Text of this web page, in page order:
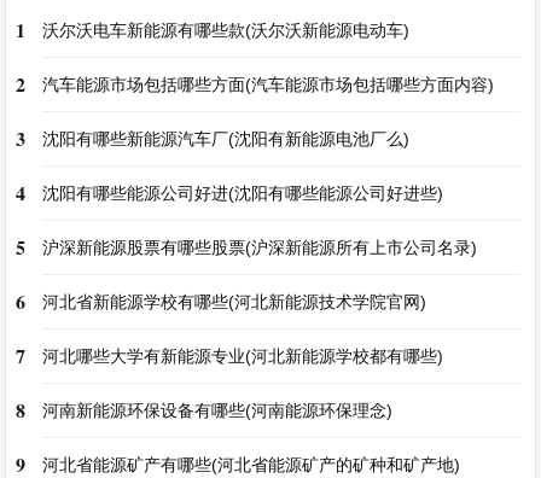
1 沃尔沃电车新能源有哪些款(沃尔沃新能源电动车)
2 汽车能源市场包括哪些方面(汽车能源市场包括哪些方面内容)
3 沈阳有哪些新能源汽车厂(沈阳有新能源电池厂么)
4 沈阳有哪些能源公司好进(沈阳有哪些能源公司好进些)
5 沪深新能源股票有哪些股票(沪深新能源所有上市公司名录)
6 河北省新能源学校有哪些(河北新能源技术学院官网)
7 河北哪些大学有新能源专业(河北新能源学校都有哪些)
8 河南新能源环保设备有哪些(河南能源环保理念)
9 河北省能源矿产有哪些(河北省能源矿产的矿种和矿产地)